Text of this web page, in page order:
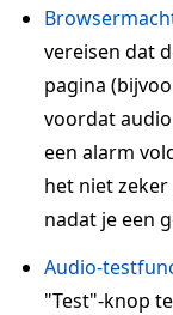
vereisen dat
pagina
voordat
een alarm
het niet
nadat je een
Audio-
"Test"-knop